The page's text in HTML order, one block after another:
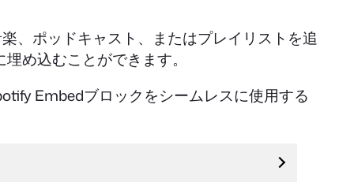
、ポッドキャスト、またはプレイリストを追
め込むことができます。
Embedブロックをシームレスに使用する